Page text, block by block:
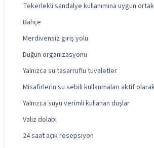
Tekerlekli sandalye kullanımına uygun
Bahçe
Merdivensiz giriş yolu
Düğün organizasyonu
Yalnızca su tasarruflu tuvaletler
Misafirlerin su sebili kullanmaları aktif
Yalnızca suyu verimli kullanan duşlar
Valiz dolabı
24 saat açık resepsiyon